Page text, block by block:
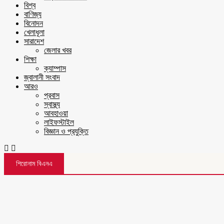
বিশ্ব
বাণিজ্য
বিনোদন
খেলাধূলা
সারাদেশ
জেলার খবর
শিক্ষা
ক্যাম্পাস
জ্বালানী সংবাদ
আরও
প্রবাস
স্বাস্থ্য
আবহাওয়া
লাইফস্টাইল
বিজ্ঞান ও প্রযুক্তি
শিরোনাম বিএনএ